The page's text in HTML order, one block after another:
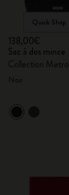
Quick Shop
138,00€
Sac à dos mince
Collection Metro